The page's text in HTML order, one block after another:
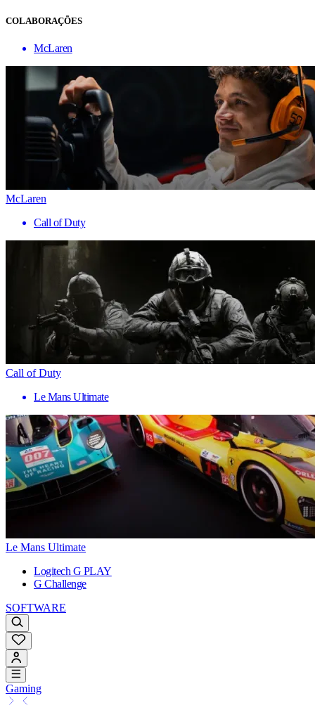
COLABORAÇÕES
McLaren
McLaren
Call of Duty
Call of Duty
Le Mans Ultimate
Le Mans Ultimate
Logitech G PLAY
G Challenge
SOFTWARE
Gaming